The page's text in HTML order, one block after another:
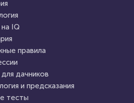
83750
IQ
правила
дачников
и предсказания
тесты